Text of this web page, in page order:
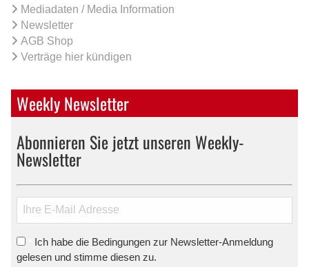
Mediadaten / Media Information
Newsletter
AGB Shop
Verträge hier kündigen
Weekly Newsletter
Abonnieren Sie jetzt unseren Weekly-
Newsletter
Ich habe die Bedingungen zur Newsletter-Anmeldung
gelesen und stimme diesen zu.